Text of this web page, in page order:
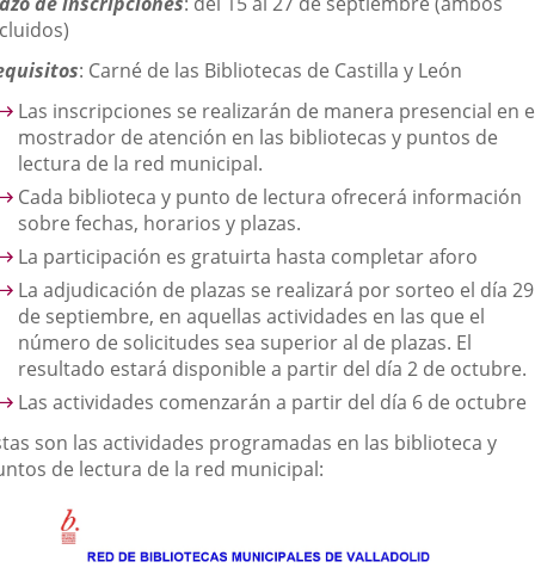
: Carné de las Bibliotecas de Castilla y León
Las inscripciones se realizarán de manera presencial en
mostrador de atención en las bibliotecas y puntos de
lectura de la red municipal.
Cada biblioteca y punto de lectura ofrecerá información
sobre fechas, horarios y plazas.
La participación es gratuirta hasta completar aforo
La adjudicación de plazas se realizará por sorteo el día 29
de septiembre, en aquellas actividades en las que el
número de solicitudes sea superior al de plazas. El
resultado estará disponible a partir del día 2 de octubre.
Las actividades comenzarán a partir del día 6 de octubre
son las actividades programadas en las biblioteca y
de lectura de la red municipal: